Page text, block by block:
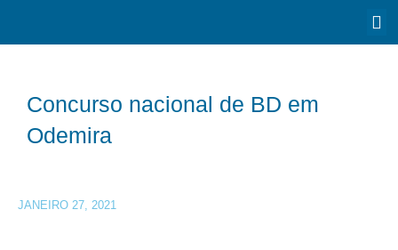
Concurso nacional de BD em
Odemira
JANEIRO 27, 2021